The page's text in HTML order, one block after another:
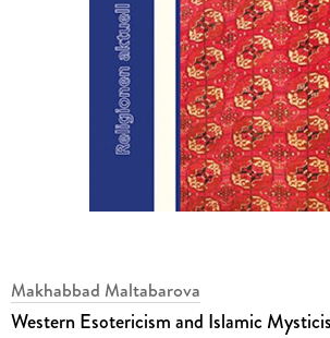
Makhabbad Maltabarova
Western Esotericism and Islamic